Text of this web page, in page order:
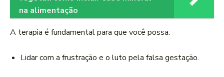
na alimentação
A terapia é fundamental para que você possa:
Lidar com a frustração e o luto pela falsa gestação.